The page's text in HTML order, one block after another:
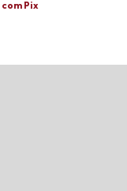
com Pix